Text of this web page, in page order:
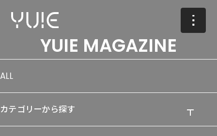
YUIE MAGAZINE
ALL
カテゴリーから探す